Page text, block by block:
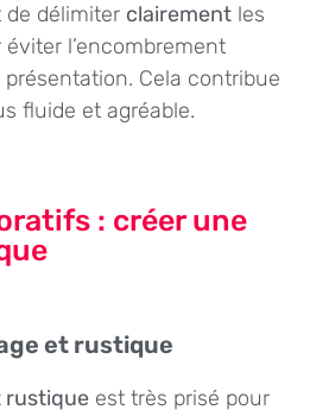
de délimiter clairement les
l’encombrement
Cela contribue
fluide et agréable.
: créer une
et rustique
rustique est très prisé pour